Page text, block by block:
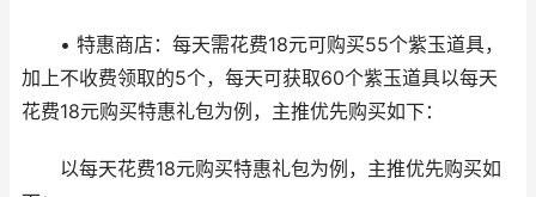
• 特惠商店：每天需花费18元可购买55个紫玉道具，
加上不收费领取的5个，每天可获取60个紫玉道具以每天
花费18元购买特惠礼包为例，主推优先购买如下：
以每天花费18元购买特惠礼包为例，主推优先购买如